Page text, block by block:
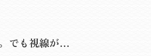
でも視線が…